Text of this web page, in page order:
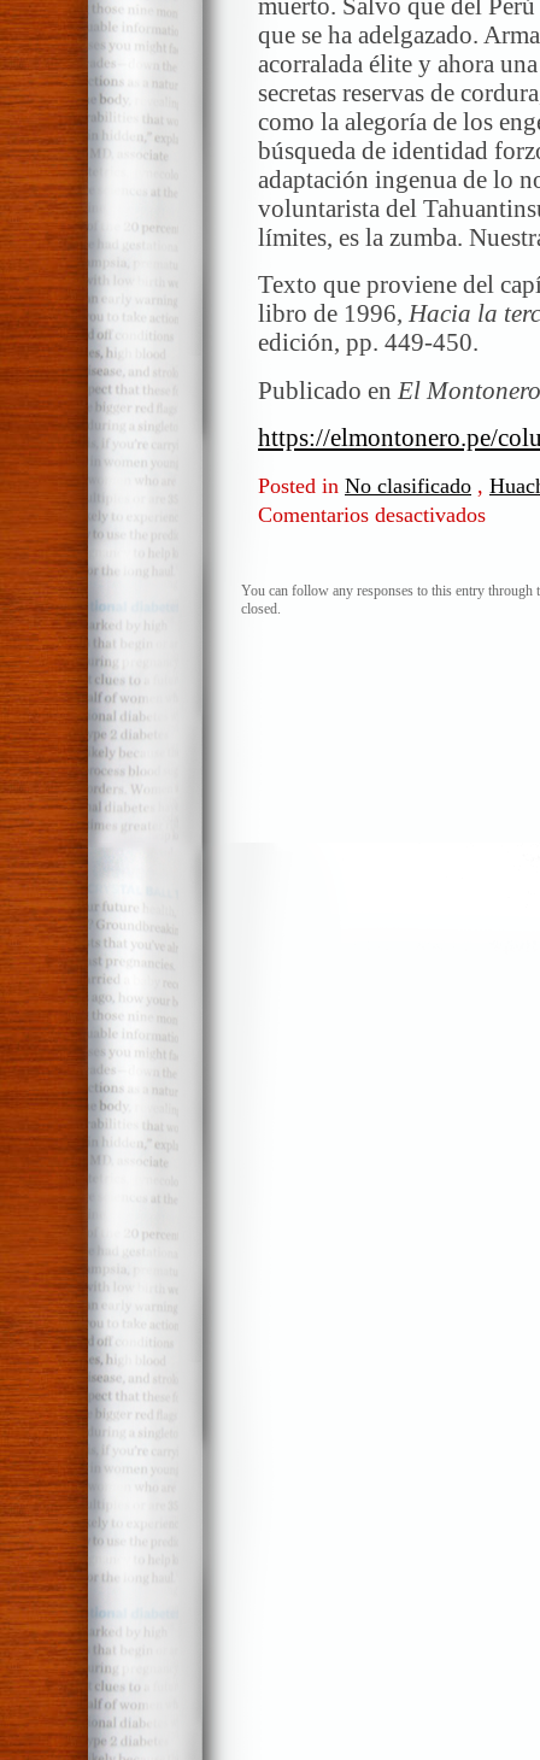
muerto. Salvo que del
que se ha adelgazado.
acorralada élite y ahora
secretas reservas de
como la alegoría de los
búsqueda de identidad
adaptación ingenua de lo
voluntarista del
límites, es la zumba.
Texto que proviene del
libro de 1996, Hacia la
edición, pp. 449-450.
Publicado en El
https://elmontonero.pe/
Posted in No clasificado ,
Comentarios desactivados
You can follow any responses to this entry through
closed.